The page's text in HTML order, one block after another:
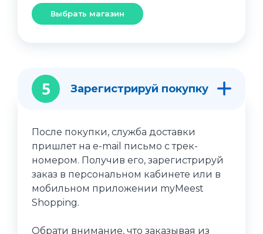
Выбрать магазин
5 Зарегистрируй покупку
После покупки, служба доставки
пришлет на e-mail письмо с трек-
номером. Получив его, зарегистрируй
заказ в персональном кабинете или в
мобильном приложении myMeest
Shopping.
Обрати внимание, что заказывая из